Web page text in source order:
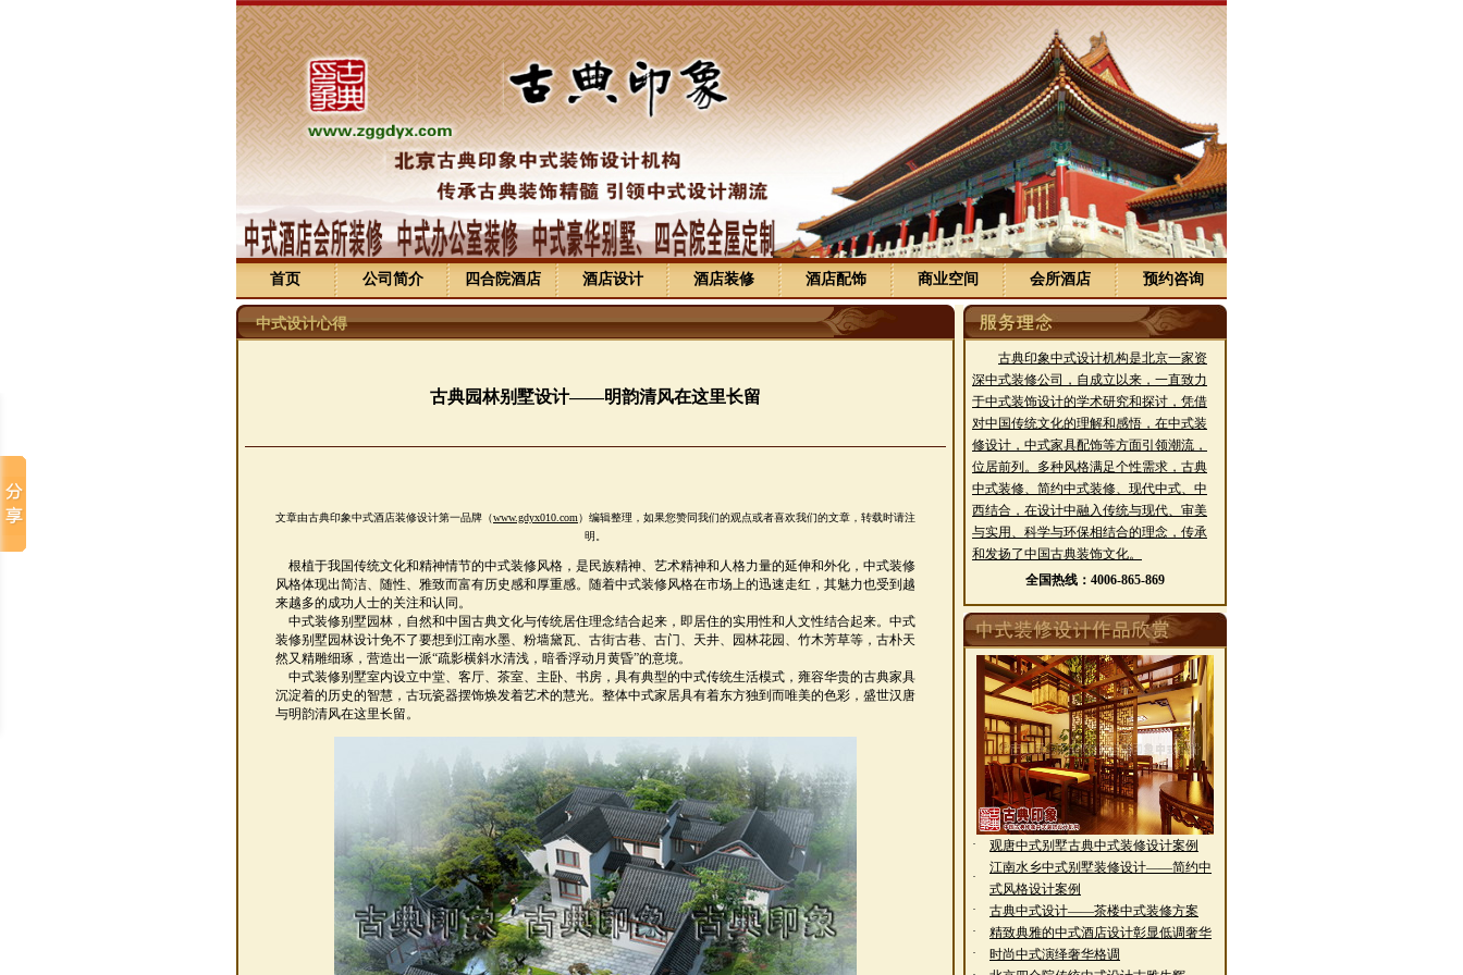
首页 公司简介 四合院酒店 酒店设计 酒店装修 酒店配饰 商业空间 会所酒店 预约咨询
中式设计心得
古典园林别墅设计——明韵清风在这里长留
文章由古典印象中式酒店装修设计第一品牌（www.gdyx010.com）编辑整理，如果您赞同我们的观点或者喜欢我们的文章，转载时请注
明。
根植于我国传统文化和精神情节的中式装修风格，是民族精神、艺术精神和人格力量的延伸和外化，中式装修
风格体现出简洁、随性、雅致而富有历史感和厚重感。随着中式装修风格在市场上的迅速走红，其魅力也受到越
来越多的成功人士的关注和认同。
中式装修别墅园林，自然和中国古典文化与传统居住理念结合起来，即居住的实用性和人文性结合起来。中式
装修别墅园林设计免不了要想到江南水墨、粉墙黛瓦、古街古巷、古门、天井、园林花园、竹木芳草等，古朴天
然又精雕细琢，营造出一派“疏影横斜水清浅，暗香浮动月黄昏”的意境。
中式装修别墅室内设立中堂、客厅、茶室、主卧、书房，具有典型的中式传统生活模式，雍容华贵的古典家具
沉淀着的历史的智慧，古玩瓷器摆饰焕发着艺术的慧光。整体中式家居具有着东方独到而唯美的色彩，盛世汉唐
与明韵清风在这里长留。
古典印象中式设计机构是北京一家资
深中式装修公司，自成立以来，一直致力
于中式装饰设计的学术研究和探讨，凭借
对中国传统文化的理解和感悟，在中式装
修设计，中式家具配饰等方面引领潮流，
位居前列。多种风格满足个性需求，古典
中式装修、简约中式装修、现代中式、中
西结合，在设计中融入传统与现代、审美
与实用、科学与环保相结合的理念，传承
和发扬了中国古典装饰文化。
全国热线：4006-865-869
· 观唐中式别墅古典中式装修设计案例
·
江南水乡中式别墅装修设计——简约中
式风格设计案例
·
古典中式设计——茶楼中式装修方案
·
精致典雅的中式酒店设计彰显低调奢华
·
时尚中式演绎奢华格调